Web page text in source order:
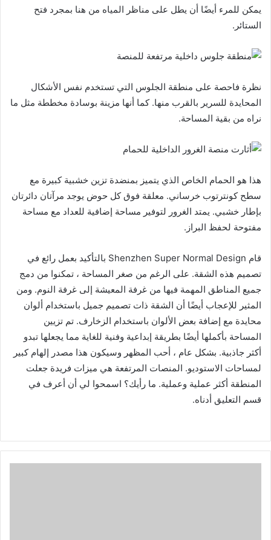
يمكن للمرء أيضًا أن يطل على مناظر المياه من هنا بمجرد فتح
الستائر.
نظرة فاحصة على منطقة الجلوس التي تستخدم نفس الأشكال
المحايدة للسرير بالقرب منها. كما أنها مزينة بوسادة مخططة مثل ما
نراه من بقية المساحة.
هذا هو الحمام الخاص الذي يتميز بمنضدة تزين خشبية كبيرة مع
سطح كونترتوب خرساني. معلقة فوق كل حوض يوجد مرآتان دائرتان
بإطار خشبي. يمتد الغرور لتوفير مساحة إضافية للعداد مع مساحة
مفتوحة لحفظ البراز.
قام Shenzhen Super Normal Design بالتأكيد بعمل رائع في
تصميم هذه الشقة. على الرغم من صغر المساحة ، تمكنوا من دمج
جميع المناطق المهمة فيها من غرفة المعيشة إلى غرفة النوم. ومن
المثير للإعجاب أيضًا أن الشقة ذات تصميم جميل باستخدام ألوان
محايدة مع إضافة بعض الألوان باستخدام الزخارف. تم تزيين
المساحة بأكملها أيضًا بطريقة إبداعية وفنية للغاية مما يجعلها تبدو
أكثر جاذبية. بشكل عام ، أحب المظهر وسيكون هذا مصدر إلهام كبير
لمساحات الاستوديو. المنصات المرتفعة هي ميزات فريدة جعلت
المنطقة أكثر عملية وعملية. ما رأيك؟ اسمحوا لي أن أعرف في
قسم التعليق أدناه.